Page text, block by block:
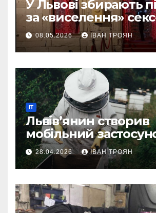
У Львові збирають
за «виселення»
із центру міста
08.05.2026 ІВАН ТРОЯН
IT
Львів’янин створив
мобільний
асистентом для
28.04.2026 ІВАН ТРОЯН